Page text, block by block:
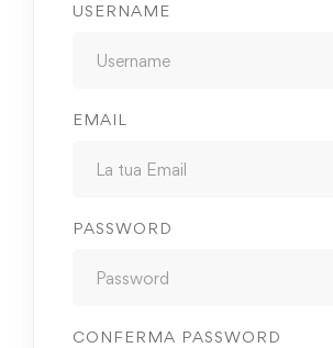
USERNAME
EMAIL
PASSWORD
CONFERMA PASSWORD